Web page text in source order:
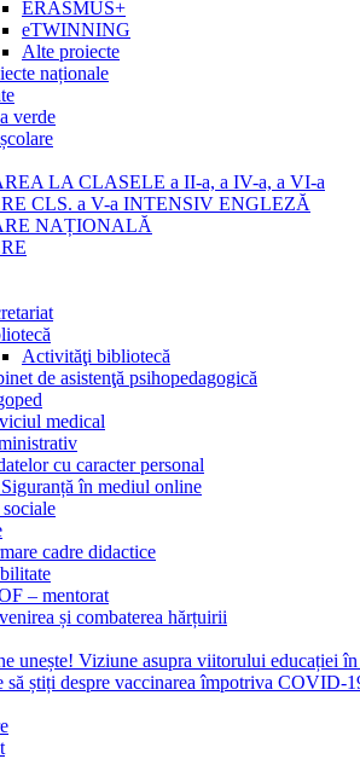
ERASMUS+
eTWINNING
Alte proiecte
naționale
verde
LA CLASELE a II-a, a IV-a, a VI-a
CLS. a V-a INTENSIV ENGLEZĂ
NAȚIONALĂ
Activităţi bibliotecă
de asistenţă psihopedagogică
medical
cu caracter personal
în mediul online
cadre didactice
– mentorat
și combaterea hărțuirii
unește! Viziune asupra viitorului educației
să știți despre vaccinarea împotriva COVID-